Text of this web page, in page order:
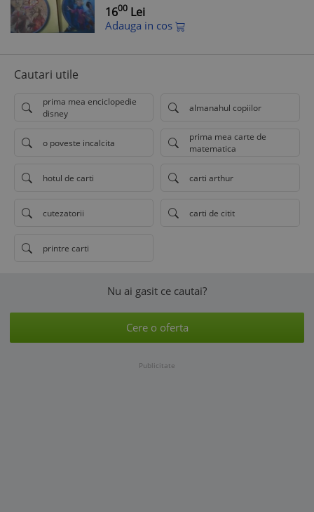
1600 Lei
Adauga in cos
Cautari utile
prima mea enciclopedie
disney
almanahul copiilor
o poveste incalcita
prima mea carte de
matematica
hotul de carti carti arthur
cutezatorii carti de citit
printre carti
Nu ai gasit ce cautai?
Cere o oferta
Publicitate